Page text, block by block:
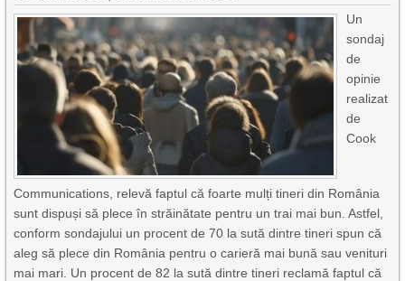
Un
sondaj
de
opinie
realizat
de
Cook
Communications, relevă faptul că foarte mulți tineri din România
sunt dispuși să plece în străinătate pentru un trai mai bun. Astfel,
conform sondajului un procent de 70 la sută dintre tineri spun că
aleg să plece din România pentru o carieră mai bună sau venituri
mai mari. Un procent de 82 la sută dintre tineri reclamă faptul că